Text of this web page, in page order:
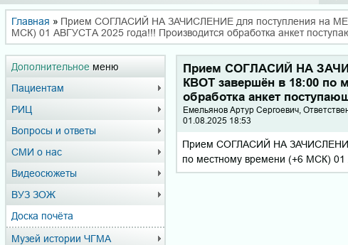
Главная » Прием СОГЛАСИЙ НА ЗАЧИСЛЕНИЕ для поступления на
МСК) 01 АВГУСТА 2025 года!!! Производится обработка анкет
Дополнительное меню
Пациентам
РИЦ
Вопросы и ответы
СМИ о нас
Видеосюжеты
ВУЗ ЗОЖ
Доска почёта
Музей истории ЧГМА
Прием СОГЛАСИЙ НА
КВОТ завершён в 18:00 по
обработка анкет
Емельянов Артур Сергоевич,
01.08.2025 18:53
Прием СОГЛАСИЙ НА
по местному времени (+6 МСК) 01